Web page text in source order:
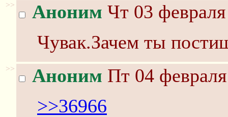
>> Аноним Чт 03
Чувак.Зачем ты
>> Аноним Пт 04
>>36966